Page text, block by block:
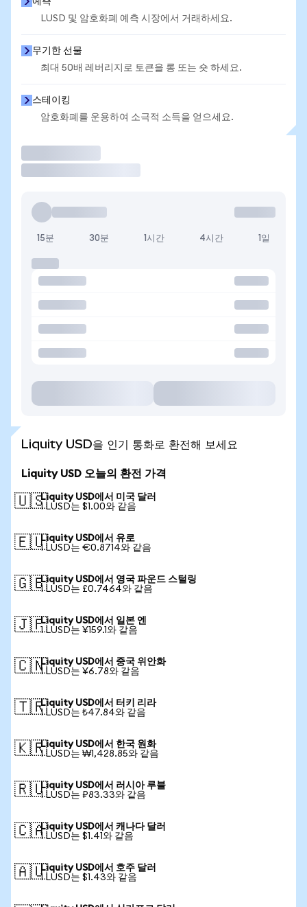
LUSD 및 암호화폐 예측 시장에서 거래하세요.
무기한 선물
최대 50배 레버리지로 토큰을 롱 또는 숏 하세요.
스테이킹
암호화폐를 운용하여 소극적 소득을 얻으세요.
15분 30분 1시간 4시간 1일
Liquity USD을 인기 통화로 환전해 보세요
Liquity USD 오늘의 환전 가격
🇺🇸Liquity USD에서 미국 달러
1 LUSD는 $1.00와 같음
🇪🇺Liquity USD에서 유로
1 LUSD는 €0.8714와 같음
🇬🇧Liquity USD에서 영국 파운드 스털링
1 LUSD는 £0.7464와 같음
🇯🇵Liquity USD에서 일본 엔
1 LUSD는 ¥159.1와 같음
🇨🇳Liquity USD에서 중국 위안화
1 LUSD는 ¥6.78와 같음
🇹🇷Liquity USD에서 터키 리라
1 LUSD는 ₺47.84와 같음
🇰🇷Liquity USD에서 한국 원화
1 LUSD는 ₩1,428.85와 같음
🇷🇺Liquity USD에서 러시아 루블
1 LUSD는 ₽83.33와 같음
🇨🇦Liquity USD에서 캐나다 달러
1 LUSD는 $1.41와 같음
🇦🇺Liquity USD에서 호주 달러
1 LUSD는 $1.43와 같음